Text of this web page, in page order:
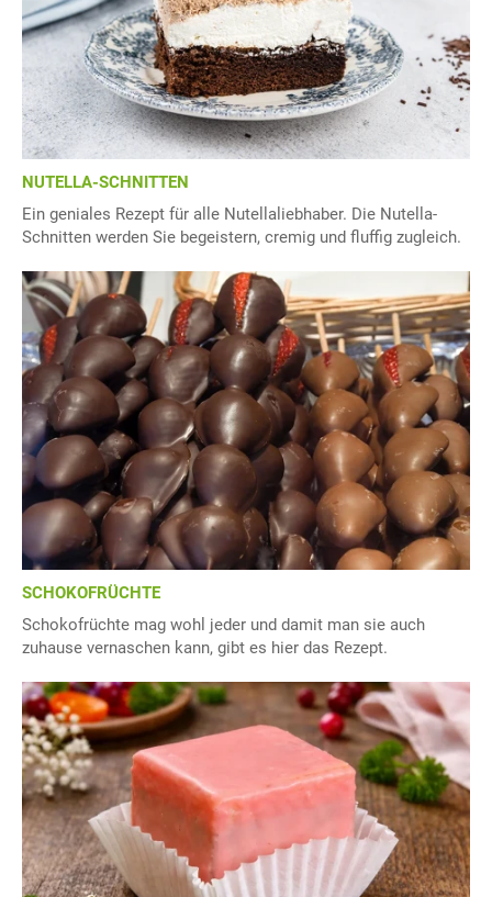
NUTELLA-SCHNITTEN
Ein geniales Rezept für alle Nutellaliebhaber. Die Nutella-
Schnitten werden Sie begeistern, cremig und fluffig zugleich.
SCHOKOFRÜCHTE
Schokofrüchte mag wohl jeder und damit man sie auch
zuhause vernaschen kann, gibt es hier das Rezept.